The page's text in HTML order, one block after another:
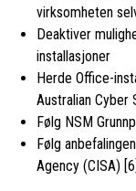
virksomheten
Deaktiver
installasjoner
Herde Office-
Australian Cyber
Følg NSM
Følg
Agency (CISA) [6]